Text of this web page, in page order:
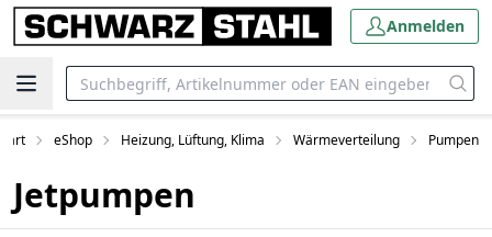
Anmelden
eShop Heizung, Lüftung, Klima Wärmeverteilung Pumpen
Jetpumpen